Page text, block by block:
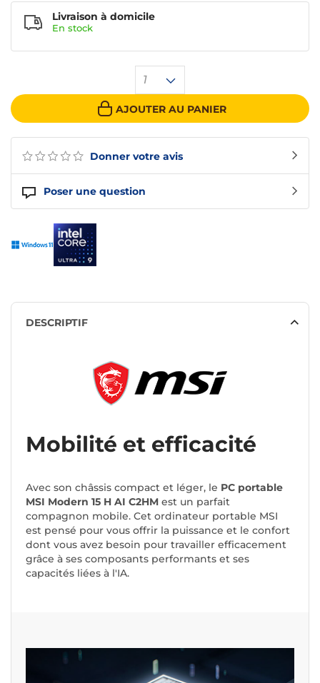
Donner votre avis
Poser une question
1
AJOUTER AU PANIER
Livraison à domicile
En stock
DESCRIPTIF
Mobilité et efficacité
Avec son châssis compact et léger, le PC portable
MSI Modern 15 H AI C2HM est un parfait
compagnon mobile. Cet ordinateur portable MSI
est pensé pour vous offrir la puissance et le confort
dont vous avez besoin pour travailler efficacement
grâce à ses composants performants et ses
capacités liées à l'IA.